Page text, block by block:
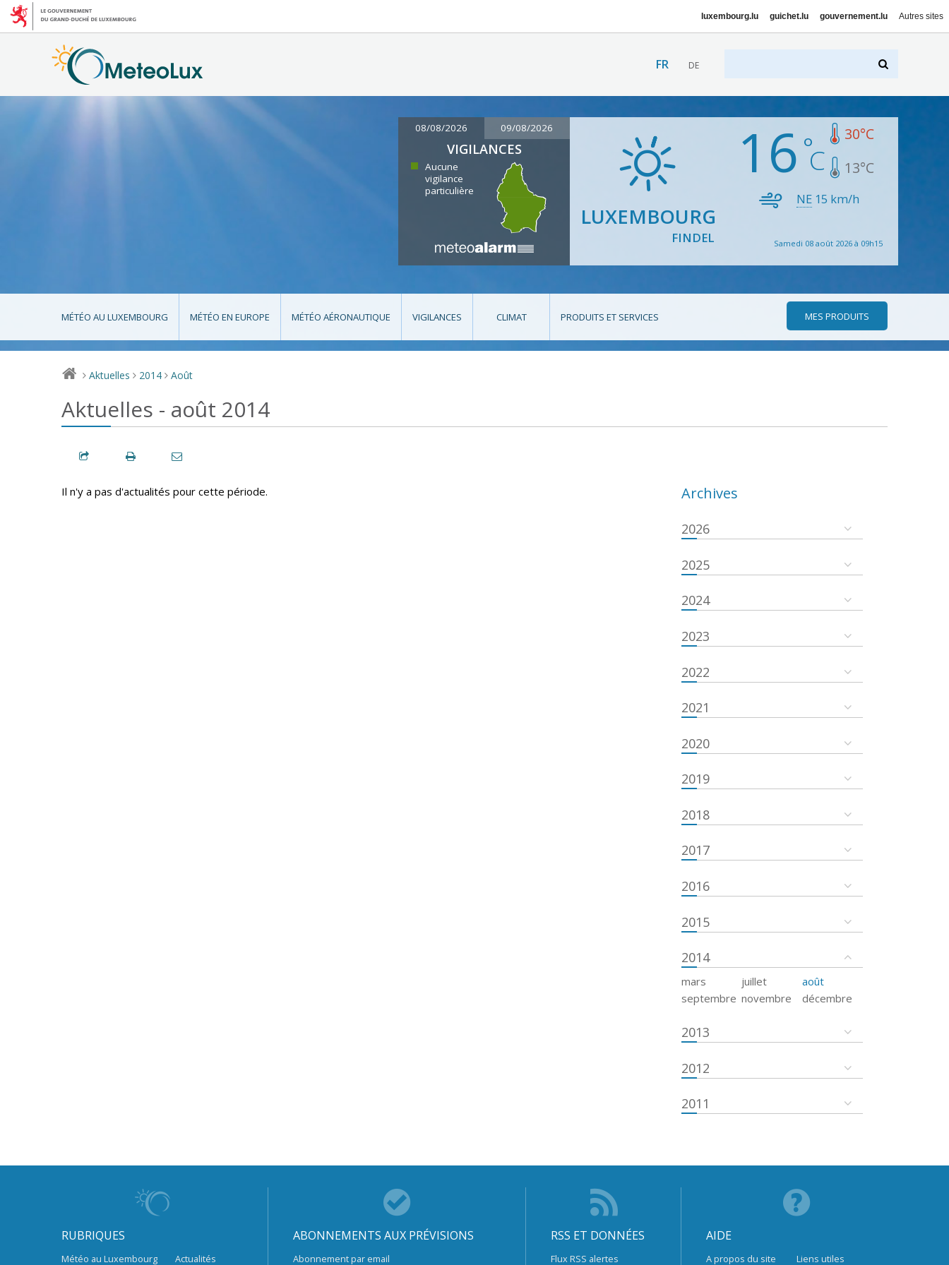
luxembourg.lu guichet.lu gouvernement.lu Autres sites
FR DE
08/08/2026 09/08/2026
VIGILANCES
Aucune
vigilance
particulière
LUXEMBOURG
FINDEL
16 30°C
13°C
NE 15 km/h
Samedi 08 août 2026 à 09h15
MÉTÉO AU LUXEMBOURG MÉTÉO EN EUROPE MÉTÉO AÉRONAUTIQUE VIGILANCES CLIMAT PRODUITS ET SERVICES MES PRODUITS
> Aktuelles > 2014 > Août
Aktuelles - août 2014
Il n'y a pas d'actualités pour cette période. Archives
2026
2025
2024
2023
2022
2021
2020
2019
2018
2017
2016
2015
2014
mars juillet
août
septembre novembre décembre
2013
2012
2011
RUBRIQUES
Météo au Luxembourg Actualités
ABONNEMENTS AUX PRÉVISIONS
Abonnement par email
RSS ET DONNÉES
Flux RSS alertes
AIDE
A propos du site Liens utiles